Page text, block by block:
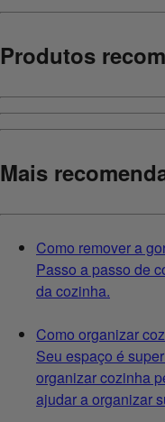
Produtos
Mais
Como remover a
Passo a passo de
da cozinha.
Como organizar
Seu espaço é
organizar cozinha
ajudar a organizar